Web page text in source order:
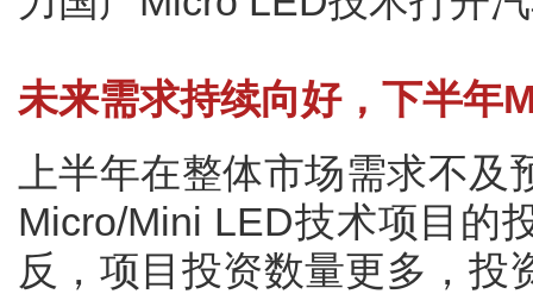
未来需求持续向好，下半年
上半年在整体市场需求不
Micro/Mini LED技术项目的
反，项目投资数量更多，投